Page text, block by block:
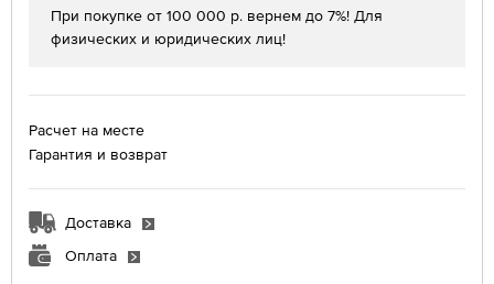
При покупке от 100 000 р. вернем до 7%! Для
физических и юридических лиц!
Расчет на месте
Гарантия и возврат
Доставка
Оплата